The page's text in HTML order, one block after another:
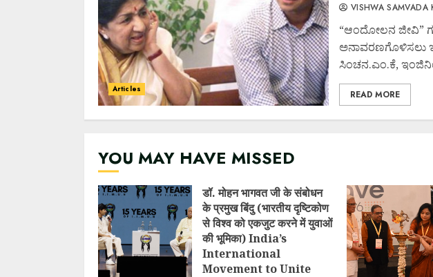
Articles
VISHWA SAMVADA
“ಆಂದೋಲನ ಜೀವಿ”
ಅನಾವರಣಗೊಳಿಸಲು
ಸಿಂಚನ.ಎಂ.ಕೆ,
READ MORE
YOU MAY HAVE MISSED
डॉ. मोहन भागवत जी के संबोधन
के प्रमुख बिंदु (भारतीय दृष्टिकोण
से विश्व को एकजुट करने में युवाओं
की भूमिका) India’s
International
Movement to Unite